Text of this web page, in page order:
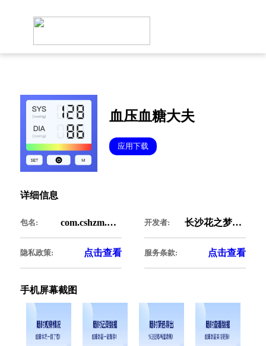
血压血糖大夫
应用下载
详细信息
包名: com.cshzm.bloodpressurebloodsugardoctor
隐私政策: 点击查看
开发者: 长沙花之梦科技有限公司
服务条款: 点击查看
手机屏幕截图